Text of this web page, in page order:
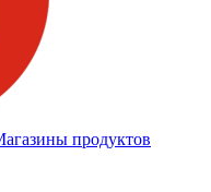
продуктов